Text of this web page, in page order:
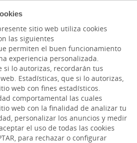
sitio web utiliza cookies
las siguientes
permiten el buen funcionamiento
experiencia personalizada.
si lo autorizas, recordarán tus
Estadísticas, que si lo autorizas,
web con fines estadísticos.
comportamental las cuales
web con la finalidad de analizar tu
personalizar los anuncios y medir
el uso de todas las cookies
para rechazar o configurar